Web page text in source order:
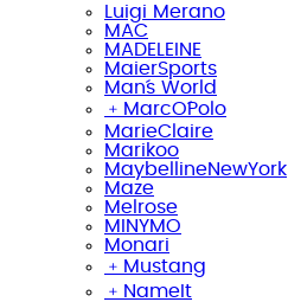
Luigi Merano
MAC
MADELEINE
MaierSports
Man´s World
﹢ MarcO´Polo
MarieClaire
Marikoo
MaybellineNewYork
Maze
Melrose
MINYMO
Monari
﹢ Mustang
﹢ NameIt